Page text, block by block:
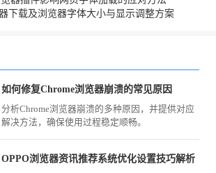
下载及浏览器字体大小与显示调整方案
如何修复Chrome浏览器崩溃的常见原因
分析Chrome浏览器崩溃的多种原因，并提供对应
解决方法，确保使用过程稳定顺畅。
OPPO浏览器资讯推荐系统优化设置技巧解析